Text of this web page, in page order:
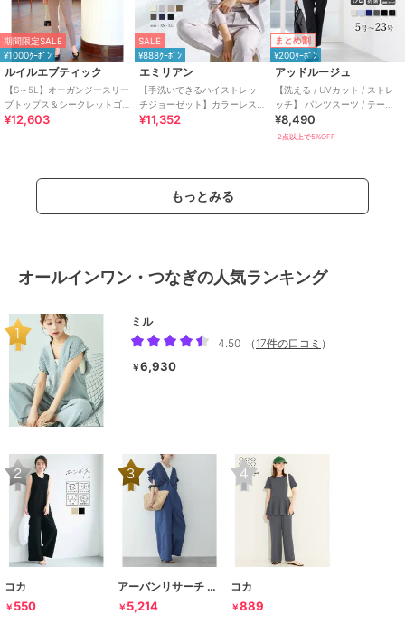
期間限定SALE
¥1000ｸｰﾎﾟﾝ
ルイルエブティック
【S～5L】オーガンジースリー
ブトップス＆シークレットゴ
ム・スリムテーパードパンツ
¥12,603
SALE
¥888ｸｰﾎﾟﾝ
エミリアン
【手洗いできるハイストレッ
チジョーゼット】カラーレス
ジャケット＆テーパードパン
¥11,352
まとめ割
¥200ｸｰﾎﾟﾝ
アッドルージュ
【洗える / UVカット / ストレ
ッチ】 パンツスーツ / テーパ
ード S～4L
¥8,490
2点以上で5%OFF
もっとみる
オールインワン・つなぎの人気ランキング
ミル
4.50
（ 17件の口コミ ）
￥6,930
コカ
￥ 550
アーバンリサーチ サニーレーベル
￥ 5,214
コカ
￥889